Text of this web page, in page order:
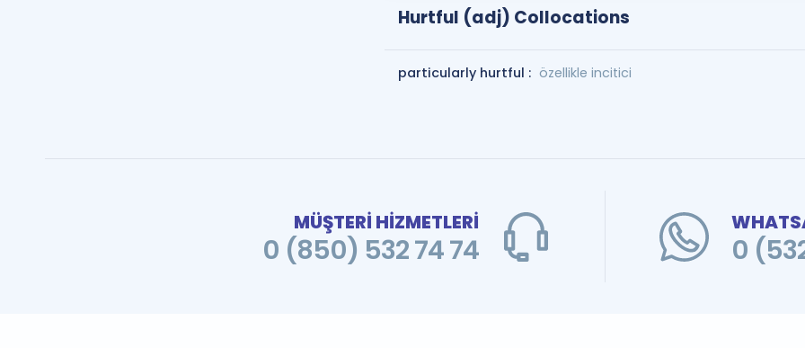
Hurtful (adj) Collocations
particularly hurtful : özellikle incitici
MÜŞTERİ HİZMETLERİ
0 (850) 532 74 74 0